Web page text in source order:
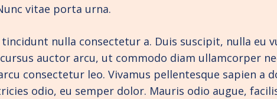
vitae porta urna.
nulla consectetur a. Duis suscipit, nulla
auctor arcu, ut commodo diam ullamcorper
consectetur leo. Vivamus pellentesque sapien a
odio, eu semper dolor. Mauris odio augue,